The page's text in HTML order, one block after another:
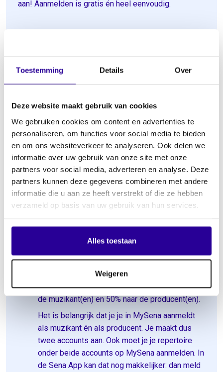
Toestemming Details Over
Deze website maakt gebruik van cookies
We gebruiken cookies om content en advertenties te
personaliseren, om functies voor social media te bieden
en om ons websiteverkeer te analyseren. Ook delen we
informatie over uw gebruik van onze site met onze
partners voor social media, adverteren en analyse. Deze
partners kunnen deze gegevens combineren met andere
informatie die u aan ze heeft verstrekt of die ze hebben
verzameld op basis van uw gebruik van hun services.
Alles toestaan
Weigeren
aan! Aanmelden is gratis én heel eenvoudig.
sessiemuzikant, dj/producer of dirigent.
Een producent (vaak een platenmaatschappij)
betaalt de opname, is financieel
eindverantwoordelijk en eigenaar van de
mastertape.
Is je rol duidelijk? Meld je dan in MySena aan
als muzikant of producent.
ben je naast muzikant ook de producent. En heb
je dus twee keer recht op een vergoeding. Want
van elke track gaat 50% van de vergoeding naar
de muzikant(en) en 50% naar de producent(en).
Het is belangrijk dat je je in MySena aanmeldt
als muzikant én als producent. Je maakt dus
twee accounts aan. Ook moet je je repertoire
onder beide accounts op MySena aanmelden. In
de Sena App kan dat nog makkelijker: dan meld